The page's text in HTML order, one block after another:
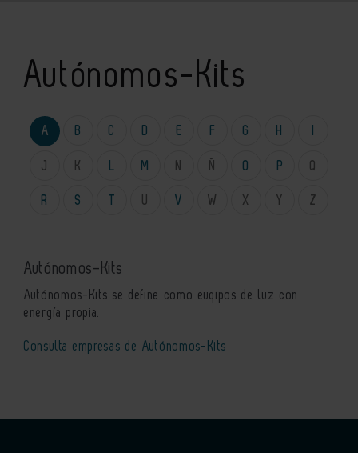
Autónomos-Kits
A B C D E F G H
J K L M N Ñ O P Q
R S U V W X Y Z
Autónomos-Kits
Autónomos-Kits se define como euqipos de luz con
energía propia.
Consulta empresas de Autónomos-Kits